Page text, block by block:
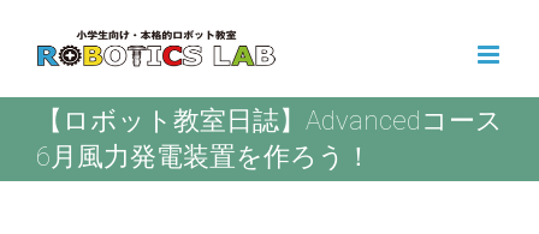
content
【ロボット教室日誌】Advancedコース
6月風力発電装置を作ろう！